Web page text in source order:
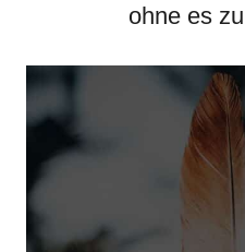
ohne es